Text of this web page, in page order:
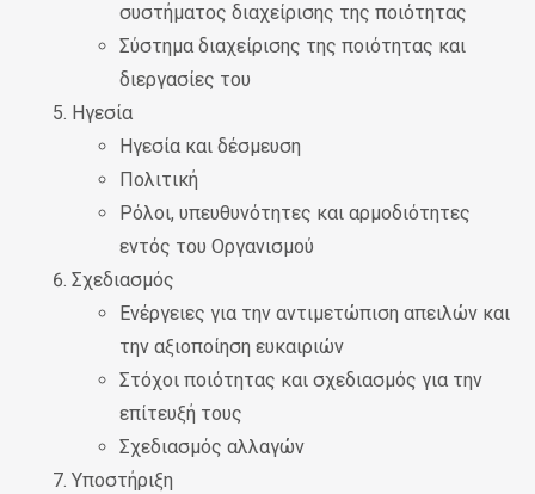
συστήματος διαχείρισης της ποιότητας
Σύστημα διαχείρισης της ποιότητας και
διεργασίες του
Ηγεσία
Ηγεσία και δέσμευση
Πολιτική
Ρόλοι, υπευθυνότητες και αρμοδιότητες
εντός του Οργανισμού
Σχεδιασμός
Ενέργειες για την αντιμετώπιση απειλών και
την αξιοποίηση ευκαιριών
Στόχοι ποιότητας και σχεδιασμός για την
επίτευξή τους
Σχεδιασμός αλλαγών
Υποστήριξη